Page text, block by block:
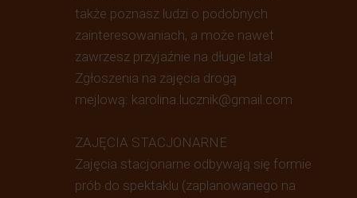
także poznasz ludzi o podobnych
zainteresowaniach, a może nawet
zawrzesz przyjaźnie na długie lata!
Zgłoszenia na zajęcia drogą
mejlową: karolina.lucznik@gmail.com
ZAJĘCIA STACJONARNE
Zajęcia stacjonarne odbywają się formie
prób do spektaklu (zaplanowanego na